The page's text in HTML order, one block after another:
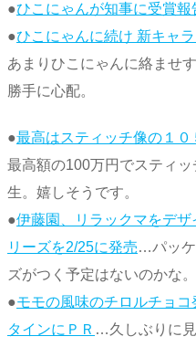
●ひこにゃんが知事に受賞
●ひこにゃんに続け 新キャ
あまりひこにゃんに絡ませ
勝手に心配。
●最高はスティッチ像の１
最高額の100万円でスティ
生。嬉しそうです。
●伊藤園、リラックマをデ
リーズを2/25に発売…パッケ
ズがつく予定はないのかな。
●モモの風味のチロルチョ
タインにＰＲ …久しぶりに見